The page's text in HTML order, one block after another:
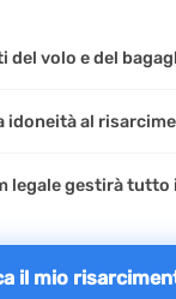
del volo e del
idoneità al
legale gestirà tutto
il mio